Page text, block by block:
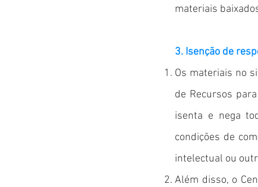
materiais
3. Isenção de
Os materiais no
de Recursos
isenta e nega
condições de
intelectual ou
Além disso, o